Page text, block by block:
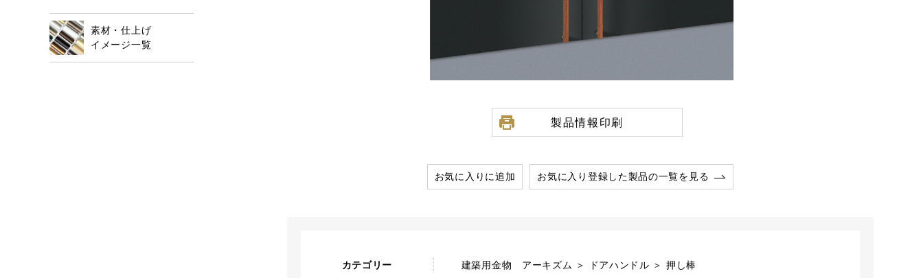
製品情報印刷
お気に入りに追加 お気に入り登録した製品の一覧を見る
カテゴリー 建築用金物 アーキズム ＞ ドアハンドル ＞ 押し棒
素材・仕上げ
イメージ一覧